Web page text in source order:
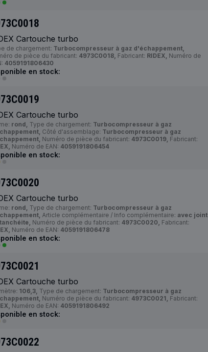
Cartouche turbo
de chargement: Turbocompresseur à gaz d'échappement,
de pièce du fabricant: 4973C0018, Fabricant: RIDEX, Numéro de
4059191806430
en stock:
Cartouche turbo
rond, Type de chargement: Turbocompresseur à gaz
Côté d'assemblage: Turbocompresseur à gaz
Numéro de pièce du fabricant: 4973C0019, Fabricant:
Numéro de EAN: 4059191806454
en stock:
Cartouche turbo
rond, Type de chargement: Turbocompresseur à gaz
Article complémentaire / Info complémentaire: avec joint
Numéro de pièce du fabricant: 4973C0020, Fabricant:
Numéro de EAN: 4059191806478
en stock:
Cartouche turbo
106,3, Type de chargement: Turbocompresseur à gaz
Numéro de pièce du fabricant: 4973C0021, Fabricant:
Numéro de EAN: 4059191806492
en stock: